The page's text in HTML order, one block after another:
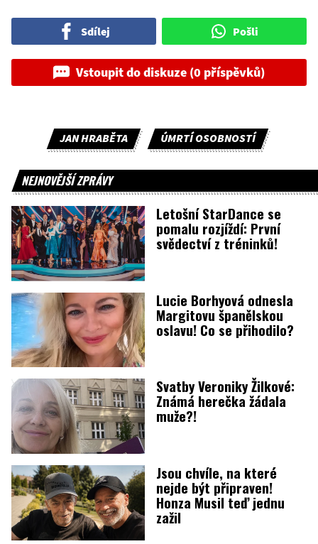
Sdílej Pošli
Vstoupit do diskuze (0 příspěvků)
JAN HRABĚTA ÚMRTÍ OSOBNOSTÍ
NEJNOVĚJŠÍ ZPRÁVY
Letošní StarDance se
pomalu rozjíždí: První
svědectví z tréninků!
Lucie Borhyová odnesla
Margitovu španělskou
oslavu! Co se přihodilo?
Svatby Veroniky Žilkové:
Známá herečka žádala
muže?!
Jsou chvíle, na které
nejde být připraven!
Honza Musil teď jednu
zažil